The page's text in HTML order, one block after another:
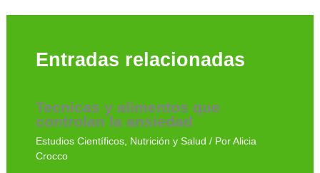
Entradas relacionadas
Tecnicas y alimentos que
controlan la ansiedad
Estudios Científicos, Nutrición y Salud / Por Alicia
Crocco